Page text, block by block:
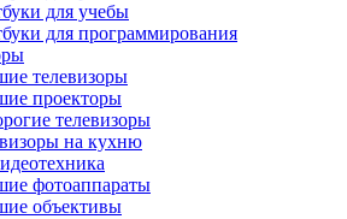
для учебы
для программирования
телевизоры
проекторы
телевизоры
на кухню
фотоаппараты
объективы